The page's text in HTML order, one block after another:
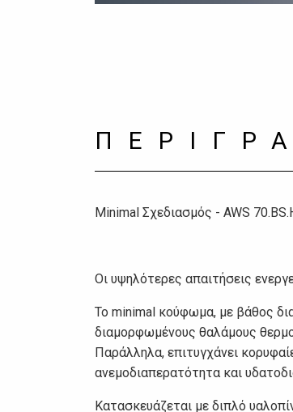
Minimal Σχεδιασμός - AWS
Οι υψηλότερες απαιτήσεις
Το minimal κούφωμα, με βάθος
διαμορφωμένους θαλάμους
Παράλληλα, επιτυγχάνει
ανεμοδιαπερατότητα και
Κατασκευάζεται με διπλό